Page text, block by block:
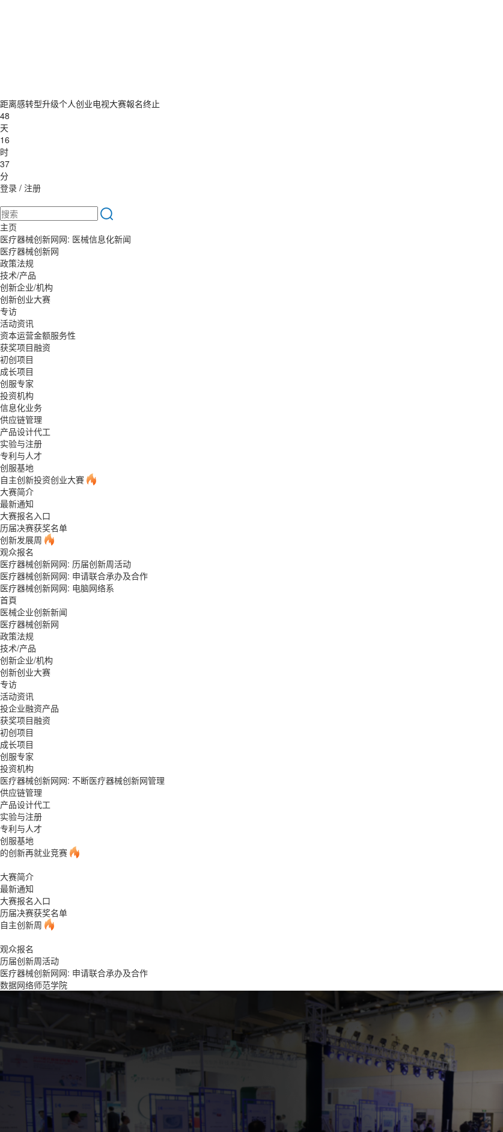
距离感转型升级个人创业电视大赛報名终止
48
天
16
时
37
分
登录 / 注册
主页
医疗器械创新网网: 医械信息化新闻
医疗器械创新网
政策法规
技术/产品
创新企业/机构
创新创业大赛
专访
活动资讯
资本运营金额服务性
获奖项目融资
初创项目
成长项目
创服专家
投资机构
信息化业务
供应链管理
产品设计代工
实验与注册
专利与人才
创服基地
自主创新投资创业大賽
大赛简介
最新通知
大赛报名入口
历届决赛获奖名单
创新发展周
观众报名
医疗器械创新网网: 历届创新周活动
医疗器械创新网网: 申请联合承办及合作
医疗器械创新网网: 电脑网络系
首頁
医械企业创新新闻
医疗器械创新网
政策法规
技术/产品
创新企业/机构
创新创业大赛
专访
活动资讯
投企业融资产品
获奖项目融资
初创项目
成长项目
创服专家
投资机构
医疗器械创新网网: 不断医疗器械创新网管理
供应链管理
产品设计代工
实验与注册
专利与人才
创服基地
的创新再就业竞赛
大赛简介
最新通知
大赛报名入口
历届决赛获奖名单
自主创新周
观众报名
历届创新周活动
医疗器械创新网网: 申请联合承办及合作
数据网络师范学院